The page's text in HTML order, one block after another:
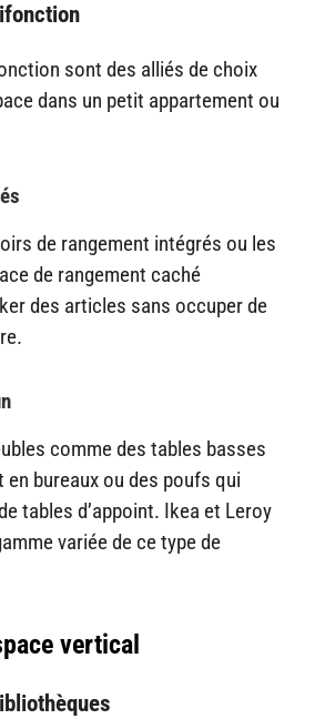
sont des alliés de choix
dans un petit appartement ou
de rangement intégrés ou les
de rangement caché
des articles sans occuper de
comme des tables basses
bureaux ou des poufs qui
tables d’appoint. Ikea et Leroy
variée de ce type de
vertical